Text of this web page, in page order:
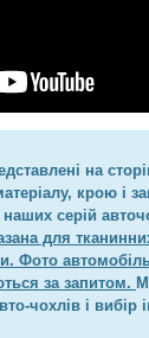
на
крою і
серій
для
Фото
за запитом.
чохлів і вибір